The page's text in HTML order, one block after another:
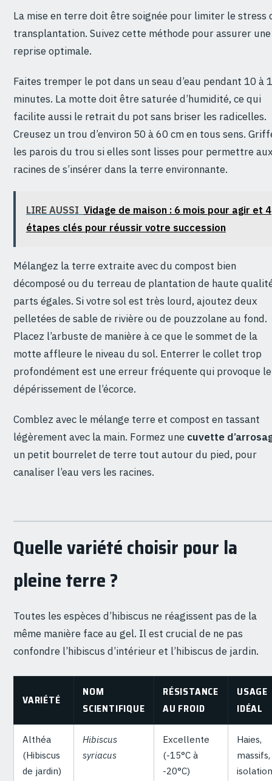
La mise en terre doit être soignée pour limiter le stress
transplantation. Suivez cette méthode pour assurer une
reprise optimale.
Faites tremper le pot dans un seau d’eau pendant 10 à
minutes. La motte doit être saturée d’humidité, ce qui
facilite aussi le retrait du pot sans briser les radicelles.
Creusez un trou d’environ 50 à 60 cm en tous sens.
les parois du trou si elles sont lisses pour permettre
racines de s’insérer dans la terre environnante.
LIRE AUSSI Vidage de maison : 6 mois pour agir et 4
étapes clés pour réussir votre succession
Mélangez la terre extraite avec du compost bien
décomposé ou du terreau de plantation de haute
parts égales. Si votre sol est très lourd, ajoutez deux
pelletées de sable de rivière ou de pouzzolane au fond.
Placez l’arbuste de manière à ce que le sommet de la
motte affleure le niveau du sol. Enterrer le collet trop
profondément est une erreur fréquente qui provoque le
dépérissement de l’écorce.
Comblez avec le mélange terre et compost en tassant
légèrement avec la main. Formez une cuvette
un petit bourrelet de terre tout autour du pied, pour
canaliser l’eau vers les racines.
Quelle variété choisir pour la
pleine terre ?
Toutes les espèces d’hibiscus ne réagissent pas de la
même manière face au gel. Il est crucial de ne pas
confondre l’hibiscus d’intérieur et l’hibiscus de jardin.
VARIÉTÉ
NOM
SCIENTIFIQUE
RÉSISTANCE
AU FROID
USAGE
IDÉAL
Althéa
(Hibiscus
de jardin)
Hibiscus
syriacus
Excellente
(-15°C à
-20°C)
Haies,
massifs,
isolation